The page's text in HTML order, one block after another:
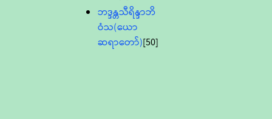
ဘဒ္ဒန္တသီရိန္ဒာဘိ
ဝံသ(ယော
ဆရာတော်)[50]